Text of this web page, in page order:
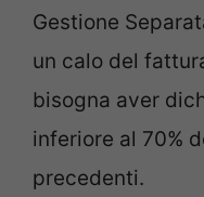
Gestione
un calo del
bisogna aver
inferiore al 70%
precedenti.